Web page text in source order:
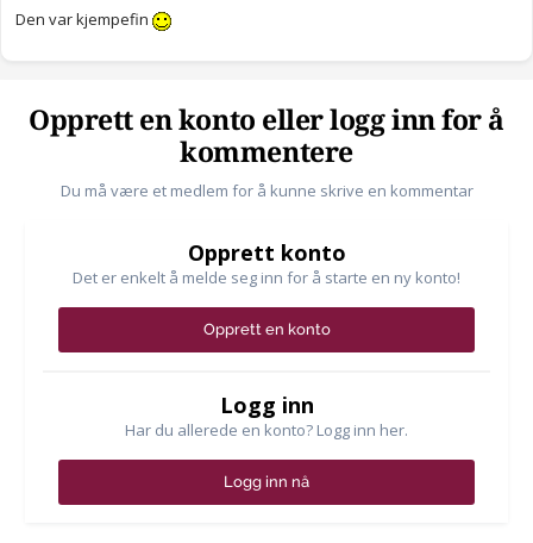
Den var kjempefin
Opprett en konto eller logg inn for å
kommentere
Du må være et medlem for å kunne skrive en kommentar
Opprett konto
Det er enkelt å melde seg inn for å starte en ny konto!
Opprett en konto
Logg inn
Har du allerede en konto? Logg inn her.
Logg inn nå